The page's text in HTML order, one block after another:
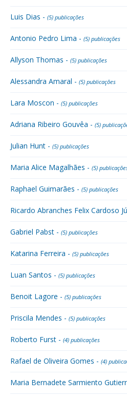
Luis Dias - (5) publicações
Antonio Pedro Lima - (5) publicações
Allyson Thomas - (5) publicações
Alessandra Amaral - (5) publicações
Lara Moscon - (5) publicações
Adriana Ribeiro Gouvêa - (5)
Julian Hunt - (5) publicações
Maria Alice Magalhães - (5)
Raphael Guimarães - (5) publicações
Ricardo Abranches Felix Cardoso
Gabriel Pabst - (5) publicações
Katarina Ferreira - (5) publicações
Luan Santos - (5) publicações
Benoit Lagore - (5) publicações
Priscila Mendes - (5) publicações
Roberto Furst - (4) publicações
Rafael de Oliveira Gomes - (4)
Maria Bernadete Sarmiento